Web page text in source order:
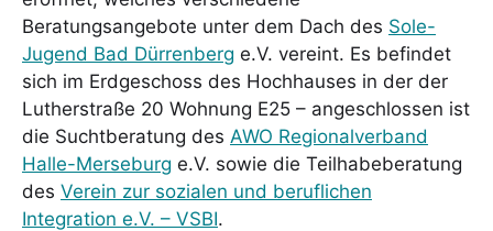
Beratungsangebote unter dem Dach des Sole-
Jugend Bad Dürrenberg e.V. vereint. Es befindet
sich im Erdgeschoss des Hochhauses in der der
Lutherstraße 20 Wohnung E25 – angeschlossen ist
die Suchtberatung des AWO Regionalverband
Halle-Merseburg e.V. sowie die Teilhabeberatung
des Verein zur sozialen und beruflichen
Integration e.V. – VSBI.